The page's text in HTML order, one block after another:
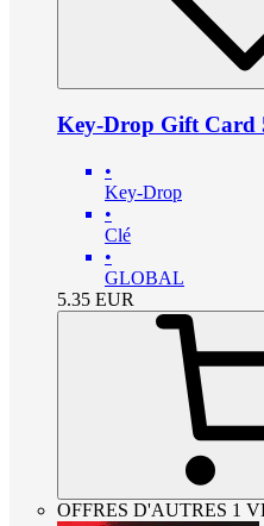
Key-Drop Gift Card
•
Key-Drop
•
Clé
•
GLOBAL
5.35 EUR
OFFRES D'AUTRES 1